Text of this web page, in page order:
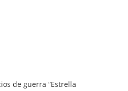
de guerra “Estrella